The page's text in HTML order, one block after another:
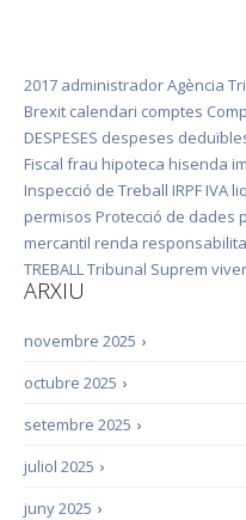
2017 administradorAgència
Brexit calendari comptes
DESPESES despeses
Fiscal frau hipoteca hisenda
Inspecció de Treball IRPF IVA
permisos Protecció de dades
mercantil renda
TREBALLTribunal Suprem
ARXIU
›
novembre 2025
›
octubre 2025
›
setembre 2025
›
juliol 2025
›
juny 2025